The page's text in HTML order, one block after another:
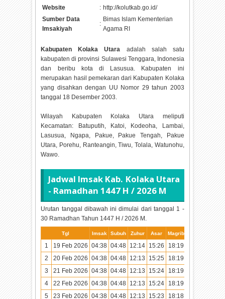
Website
: http://kolutkab.go.id/
Sumber Data
Imsakiyah
:
Bimas Islam Kementerian
Agama RI
Kabupaten Kolaka Utara adalah salah satu
kabupaten di provinsi Sulawesi Tenggara, Indonesia
dan beribu kota di Lasusua. Kabupaten ini
merupakan hasil pemekaran dari Kabupaten Kolaka
yang disahkan dengan UU Nomor 29 tahun 2003
tanggal 18 Desember 2003.
Wilayah Kabupaten Kolaka Utara meliputi
Kecamatan: Batuputih, Katoi, Kodeoha, Lambai,
Lasusua, Ngapa, Pakue, Pakue Tengah, Pakue
Utara, Porehu, Ranteangin, Tiwu, Tolala, Watunohu,
Wawo.
Jadwal Imsak Kab. Kolaka Utara
- Ramadhan 1447 H / 2026 M
Urutan tanggal dibawah ini dimulai dari tanggal 1 -
30 Ramadhan Tahun 1447 H / 2026 M.
Tgl Imsak Subuh Zuhur Asar Magrib Isya
1 19 Feb 2026 04:38 04:48 12:14 15:26 18:19
19:29
2
20 Feb 2026 04:38 04:48 12:13 15:25 18:19
19:28
3
21 Feb 2026 04:38 04:48 12:13 15:24 18:19
19:28
4
22 Feb 2026 04:38 04:48 12:13 15:24 18:19
19:28
5
23 Feb 2026 04:38 04:48 12:13 15:23 18:18 19:27